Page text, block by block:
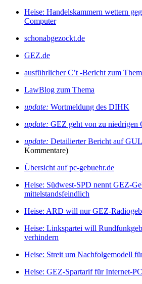
Heise: Handelskammern wettern
Computer
schonabgezockt.de
GEZ.de
ausführlicher C’t -Bericht zum
LawBlog zum Thema
update: Wortmeldung des DIHK
update: GEZ geht von zu niedrigen
update: Detailierter Bericht auf
Kommentare)
Übersicht auf pc-gebuehr.de
Heise: Südwest-SPD nennt GEZ-
mittelstandsfeindlich
Heise: ARD will nur GEZ-
Heise: Linkspartei will
verhindern
Heise: Streit um Nachfolgemodell
Heise: GEZ-Spartarif für Internet-